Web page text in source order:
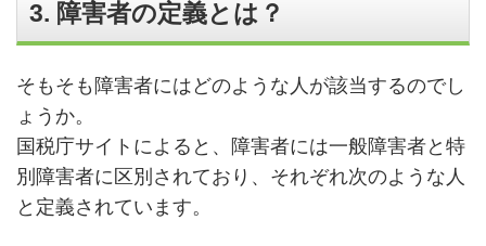
3. 障害者の定義とは？
そもそも障害者にはどのような人が該当するのでし
ょうか。
国税庁サイトによると、障害者には一般障害者と特
別障害者に区別されており、それぞれ次のような人
と定義されています。